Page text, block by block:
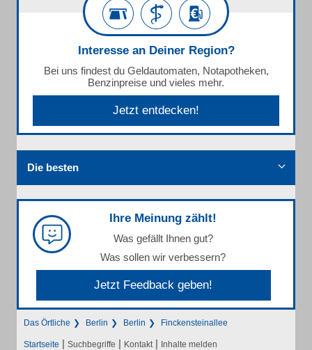
Interesse an Deiner Region?
Bei uns findest du Geldautomaten, Notapotheken,
Benzinpreise und vieles mehr.
Jetzt entdecken!
Die besten
Ihre Meinung zählt!
Was gefällt Ihnen gut?
Was sollen wir verbessern?
Jetzt Feedback geben!
Das Örtliche Berlin Berlin Finckensteinallee
Startseite | Suchbegriffe | Kontakt | Inhalte melden